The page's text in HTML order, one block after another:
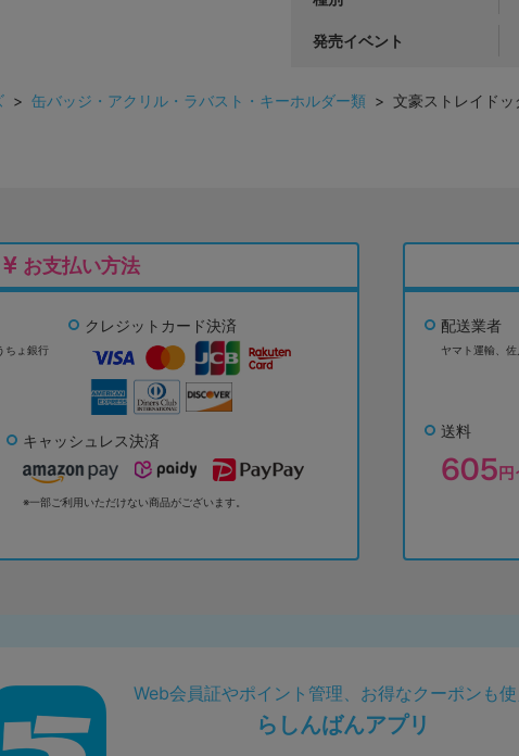
発売イベント
> 缶バッジ・アクリル・ラバスト・キーホルダー類 > 文豪ストレイドッ
お支払い方法
ちょ銀行
クレジットカード決済
キャッシュレス決済
※一部ご利用いただけない商品がございます。
配送業者
ヤマト運輸、佐
送料
Web会員証やポイント管理、お得なクーポンも使
らしんばんアプリ